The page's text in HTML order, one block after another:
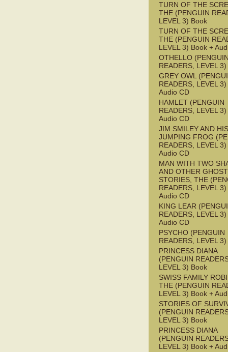
TURN OF THE
THE (PENGUIN
LEVEL 3) Book
TURN OF THE
THE (PENGUIN
LEVEL 3) Book +
OTHELLO
READERS, LEVEL
GREY OWL
READERS, LEVEL
Audio CD
HAMLET (PENGUIN
READERS, LEVEL
Audio CD
JIM SMILEY AND HIS
JUMPING FROG
READERS, LEVEL
Audio CD
MAN WITH TWO
AND OTHER GHOST
STORIES, THE
READERS, LEVEL
Audio CD
KING LEAR
READERS, LEVEL
Audio CD
PSYCHO (PENGUIN
READERS, LEVEL
PRINCESS DIANA
(PENGUIN
LEVEL 3) Book
SWISS FAMILY
THE (PENGUIN
LEVEL 3) Book +
STORIES OF
(PENGUIN
LEVEL 3) Book
PRINCESS DIANA
(PENGUIN
LEVEL 3) Book +